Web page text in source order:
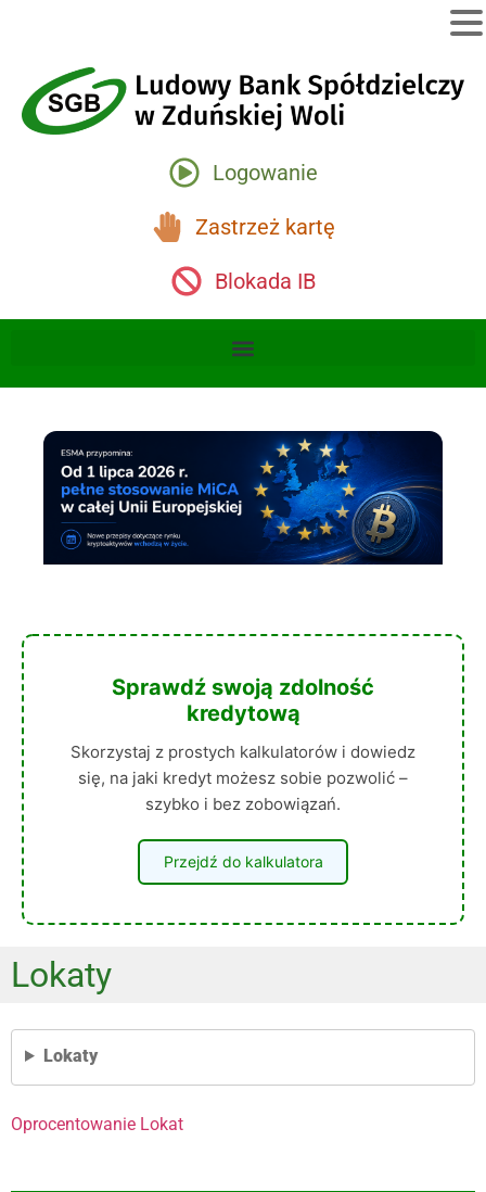
Logowanie
Zastrzeż kartę
Blokada IB
Sprawdź swoją zdolność
kredytową
Skorzystaj z prostych kalkulatorów i dowiedz
się, na jaki kredyt możesz sobie pozwolić –
szybko i bez zobowiązań.
Przejdź do kalkulatora
Lokaty
Lokaty
Oprocentowanie Lokat